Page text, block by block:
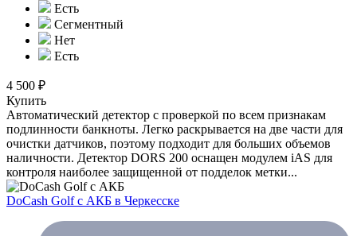
Есть
Сегментный
Нет
Есть
4 500 ₽
Купить
Автоматический детектор с проверкой по всем признакам
подлинности банкноты. Легко раскрывается на две части для
очистки датчиков, поэтому подходит для больших объемов
наличности. Детектор DORS 200 оснащен модулем iAS для
контроля наиболее защищенной от подделок метки...
DoCash Golf с АКБ в Черкесске